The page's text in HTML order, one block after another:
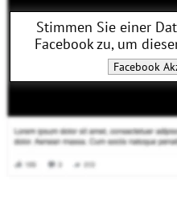
Stimmen Sie einer
Facebookzu, um
Facebook